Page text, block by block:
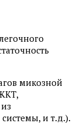
микозной
и т.д.).